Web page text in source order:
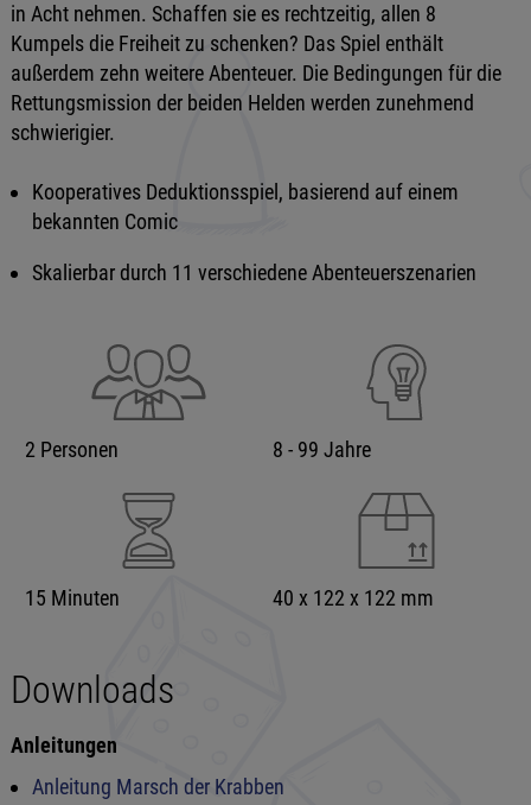
in Acht nehmen. Schaffen sie es rechtzeitig, allen 8
Kumpels die Freiheit zu schenken? Das Spiel enthält
außerdem zehn weitere Abenteuer. Die Bedingungen für die
Rettungsmission der beiden Helden werden zunehmend
schwierigier.
Kooperatives Deduktionsspiel, basierend auf einem
bekannten Comic
Skalierbar durch 11 verschiedene Abenteuerszenarien
2 Personen 8 - 99 Jahre
15 Minuten 40 x 122 x 122 mm
Downloads
Anleitungen
Anleitung Marsch der Krabben